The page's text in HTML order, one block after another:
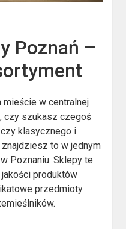
Poznań –
mieście w centralnej
czy szukasz czegoś
klasycznego i
to w jednym
Poznaniu. Sklepy te
produktów
przedmioty